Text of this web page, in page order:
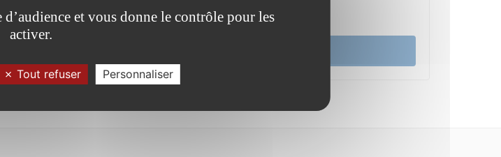
Cadre de vie
et vous donne le contrôle pour les
activer.
Tout refuser Personnaliser